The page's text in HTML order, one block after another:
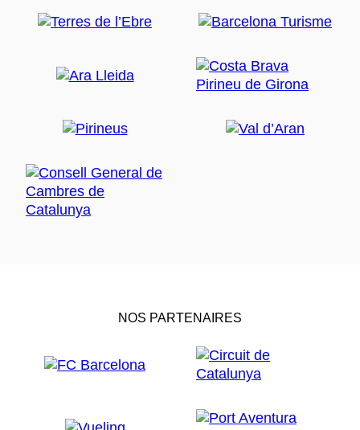
NOS PARTENAIRES